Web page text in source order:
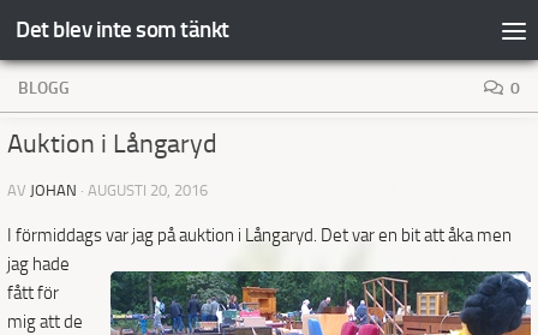
Hoppa till innehåll
Det blev inte som tänkt
BLOGG 0
Auktion i Långaryd
AV JOHAN · AUGUSTI 20, 2016
I förmiddags var jag på auktion i Långaryd. Det var en bit att åka men
jag hade
fått för
mig att de